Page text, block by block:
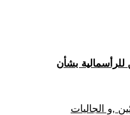
للرأسمالية بشأن
,و الجاليات